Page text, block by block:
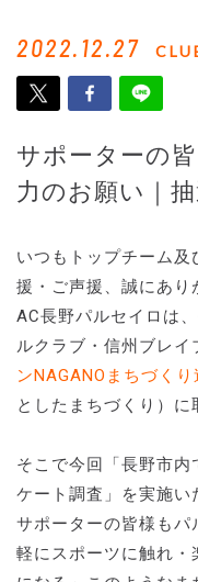
2022.12.27
サポーターの
力のお願い｜
いつもトップチーム
援・ご声援、誠にあり
AC長野パルセイロは
ルクラブ・信州ブレ
ンNAGANOまちづく
としたまちづくり）に
そこで今回「長野市
ケート調査」を実施い
サポーターの皆様も
軽にスポーツに触れ